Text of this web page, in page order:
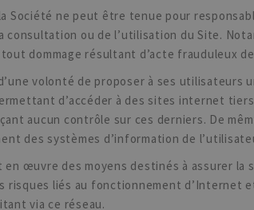
Société ne peut être tenue pour
consultation ou de l’utilisation du Site.
dommage résultant d’acte frauduleux
volonté de proposer à ses
d’accéder à des sites internet
aucun contrôle sur ces derniers. De
des systèmes d’information de
en œuvre des moyens destinés à assurer
risques liés au fonctionnement d’Internet
via ce réseau.